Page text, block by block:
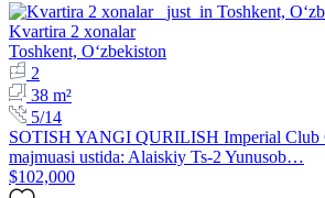
Kvartira 2 xonalar
Toshkent, Oʻzbekiston
2
38 m²
5/14
SOTISH YANGI QURILISH Imperial Club
majmuasi ustida: Alaiskiy Ts-2 Yunusob…
$102,000